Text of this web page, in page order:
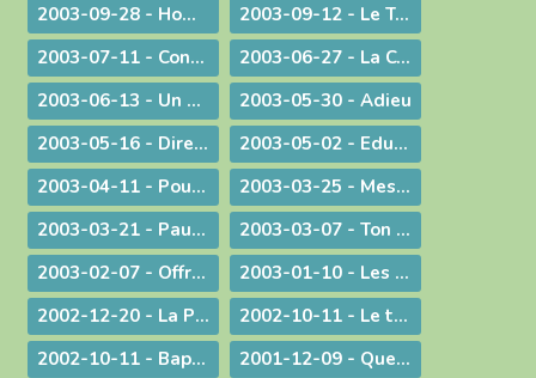
2003-09-28 - Homélie de la Messe du 26° dimanche ordinaire radiodiffusée depuis l'Abbaye d'Ambronay
2003-09-12 - Le Trésor de l'Eucharistie
2003-07-11 - Continuez votre oeuvre précieuse et irremplaçable
2003-06-27 - La Constitution européenne : ultime version - Un silence plus éloquent que toutes les paroles
2003-06-13 - Un préambule contesté
2003-05-30 - Adieu
2003-05-16 - Dire merci !
2003-05-02 - Education et vocation
2003-04-11 - Pour une catéchèse pascale
2003-03-25 - Message aux communautés musulmanes et chrétiennes de Bourg-en-Bresse
2003-03-21 - Paul Couturier, apôtre de l'unité
2003-03-07 - Ton Père voit dans le secret !
2003-02-07 - Offrir ses mains et son cœur
2003-01-10 - Les bienfaits du dialogue œcuménique
2002-12-20 - La Prière à Marie : un itinéraire de contemplation, une source pour l'action
2002-10-11 - Le temps de la mission
2002-10-11 - Baptême et mariage - Dans une pastorale d'évangélisation harmoniser nos pratiques pour mieux proposer la foi
2001-12-09 - Questions d'actualité avec Mgr Bagnard